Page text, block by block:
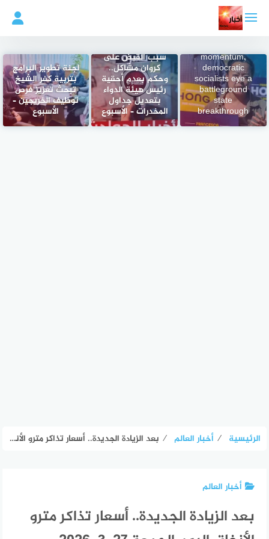
المحتوى
momentum,
democratic
socialists eye a
battleground
state
breakthrough
سبب القبض على
كروان مشاكل..
وحكم بعدم أحقية
رئيس هيئة الدواء
بتعديل جداول
المخدرات – الأسبوع
لجنة تطوير البرامج
بتربية كفر الشيخ
تبحث تعزيز فرص
توظيف الخريجين –
الأسبوع
الرئيسية ⁄ أخبار العالم ⁄ بعد الزيادة الجديدة.. أسعار تذاكر مترو الأنفاق اليوم الجمعة 27-3-2026 – الأسبوع
أخبار العالم
بعد الزيادة الجديدة.. أسعار تذاكر مترو